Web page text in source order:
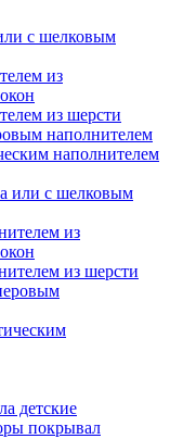
с шелковым
из
из шерсти
наполнителем
наполнителем
или с шелковым
из
из шерсти
детские
покрывал